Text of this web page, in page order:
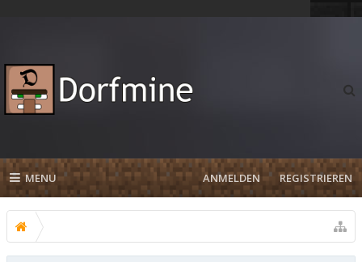
MENU ANMELDEN REGISTRIEREN